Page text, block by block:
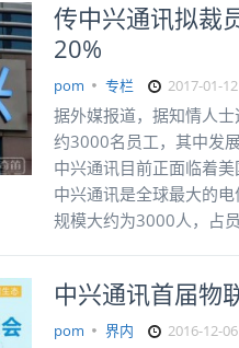
传中兴通讯拟裁
20%
pom 专栏 2017-01-
据外媒报道，据知情人
约3000名员工，其中发
中兴通讯目前正面临着
中兴通讯是全球最大的
规模大约为3000人，占员
中兴通讯首届物
pom 界内 2016-12-